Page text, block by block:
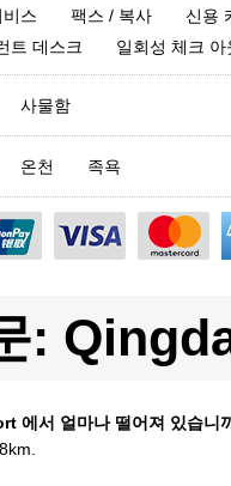
스
팩스 / 복사
신용
트 데스크
일회성 체크 아
사물함
온천 족욕
:
에서 얼마나 떨어져 있습니